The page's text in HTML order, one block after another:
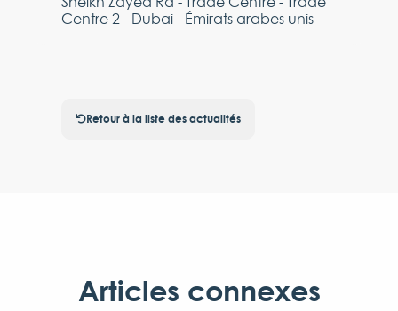
Centre 2 - Dubai - Émirats arabes unis
Retour à la liste des actualités
Articles connexes